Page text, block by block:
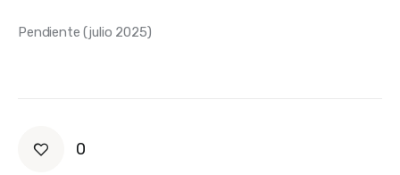
TRANSPARENCIA
Pendiente (julio 2025)
0